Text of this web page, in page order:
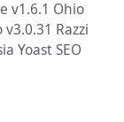
v1.6.1 Ohio
v3.0.31 Razzi
Yoast SEO